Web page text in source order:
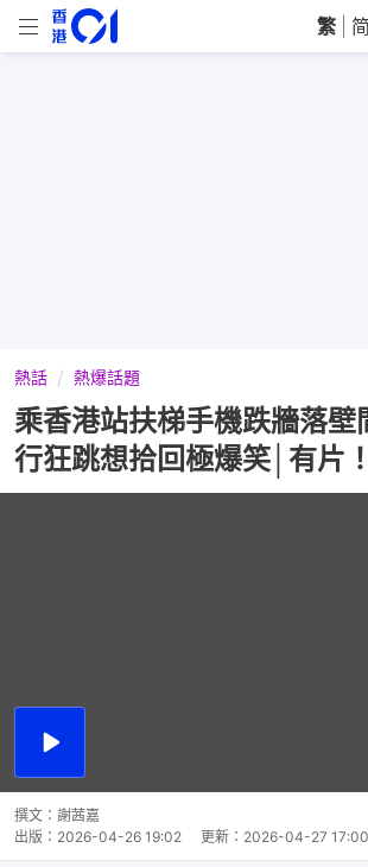
繁 简
熱話 熱爆話題
乘香港站扶梯手機跌牆落
行狂跳想拾回極爆笑│有片！
播
撰文： 謝茜嘉
出版： 2026-04-26 19:02 更新： 2026-04-27 17:00